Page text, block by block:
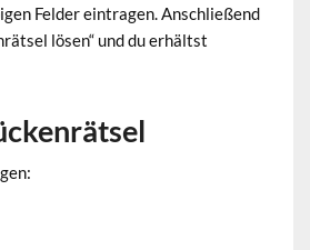
Felder eintragen. Anschließend
lösen“ und du erhältst